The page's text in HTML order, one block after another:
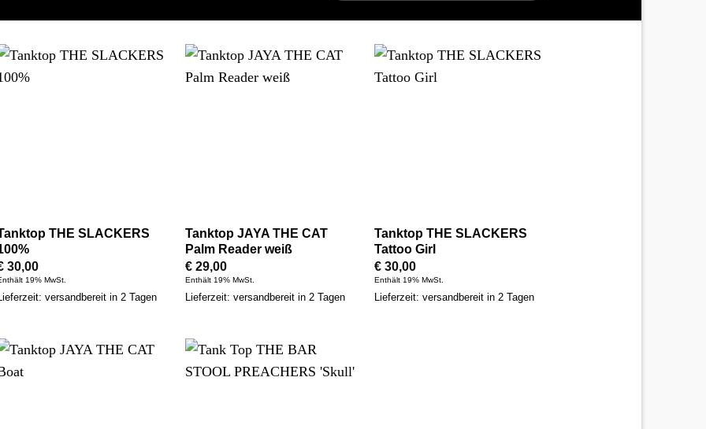
THE SLACKERS
30,00
19% MwSt.
versandbereit in 2 Tagen
Tanktop JAYA THE CAT
Palm Reader weiß
€ 29,00
Enthält 19% MwSt.
Lieferzeit: versandbereit in 2 Tagen
Tanktop THE SLACKERS
Tattoo Girl
€30,00
Enthält 19% MwSt.
Lieferzeit: versandbereit in 2 Tagen